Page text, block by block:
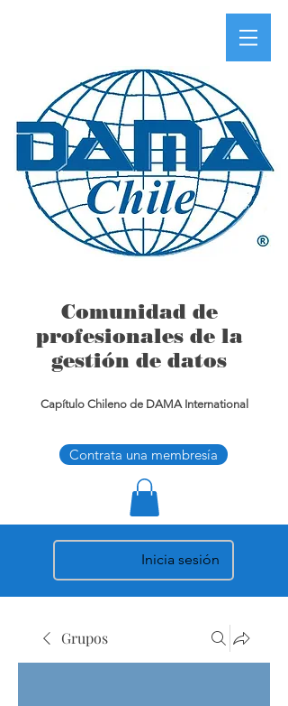
Comunidad de
profesionales de la
gestión de datos
Capítulo Chileno de DAMA International
Contrata una membresía
Inicia sesión
Grupos